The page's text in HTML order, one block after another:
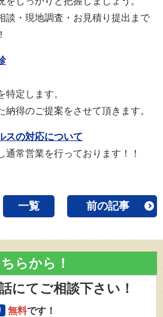
・現地調査・お見積り提出まで
定します。
得のご提案をさせて頂きます。
スの対応について
常営業を行っております！！
一覧 前の記事
らから！
にてご相談下さい！
無料です！